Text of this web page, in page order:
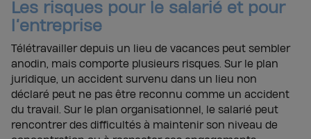
Les risques pour le salarié et pour
l’entreprise
Télétravailler depuis un lieu de vacances peut sembler
anodin, mais comporte plusieurs risques. Sur le plan
juridique, un accident survenu dans un lieu non
déclaré peut ne pas être reconnu comme un accident
du travail. Sur le plan organisationnel, le salarié peut
rencontrer des difficultés à maintenir son niveau de